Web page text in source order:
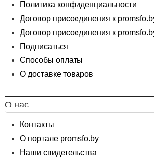
Политика конфиденциальности
Договор присоединения к
Договор присоединения к
Подписаться
Способы оплаты
О доставке товаров
О нас
Контакты
О портале promsfo.by
Наши свидетельства